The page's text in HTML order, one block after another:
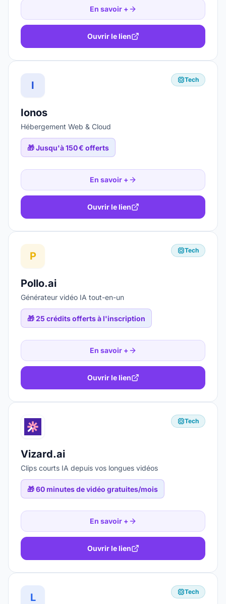
En savoir +
Ouvrir le lien
I Tech
Ionos
Hébergement Web & Cloud
🎁Jusqu'à 150 € offerts
En savoir +
Ouvrir le lien
P Tech
Pollo.ai
Générateur vidéo IA tout-en-un
🎁25 crédits offerts à l'inscription
En savoir +
Ouvrir le lien
Tech
Vizard.ai
Clips courts IA depuis vos longues vidéos
🎁60 minutes de vidéo gratuites/mois
En savoir +
Ouvrir le lien
L Tech